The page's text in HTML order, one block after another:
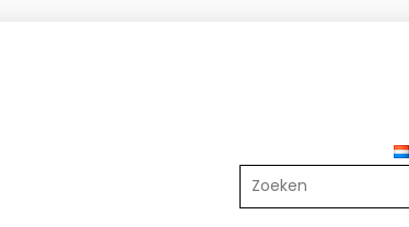
Zoeken